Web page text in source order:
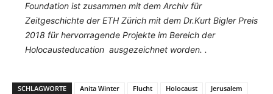
Foundation ist zusammen mit dem Archiv für
Zeitgeschichte der ETH Zürich mit dem Dr.Kurt Bigler Preis
2018 für hervorragende Projekte im Bereich der
Holocausteducation ausgezeichnet worden. .
SCHLAGWORTE Anita Winter Flucht Holocaust
Jerusalem